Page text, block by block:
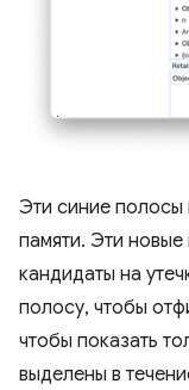
Эти синие полосы
памяти. Эти
кандидаты на
полосу, чтобы
чтобы показать
выделены в